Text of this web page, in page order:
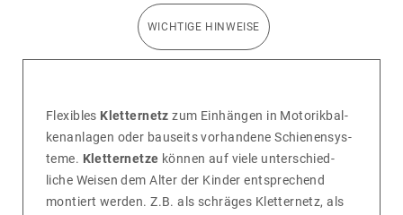
WICHTIGE HINWEISE
Flexi­bles Kletternetzzum Einhängen in Moto­rik­bal­
ken­an­lagen oder bauseits vorhan­dene Schie­nen­sys­
teme. Kletternetze können auf viele unter­schied­
liche Weisen dem Alter der Kinder entspre­chend
montiert werden. Z.B. als schräges Klet­ter­netz, als